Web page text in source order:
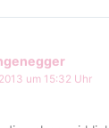
um 15:32 Uhr